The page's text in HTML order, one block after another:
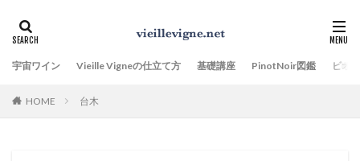
宇宙ワイン Vieille Vigneの仕立て方 基礎講座 PinotNoir図鑑 ビオ
HOME 台木